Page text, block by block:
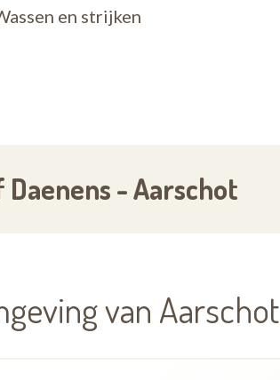
en strijken
- Aarschot
van Aarschot